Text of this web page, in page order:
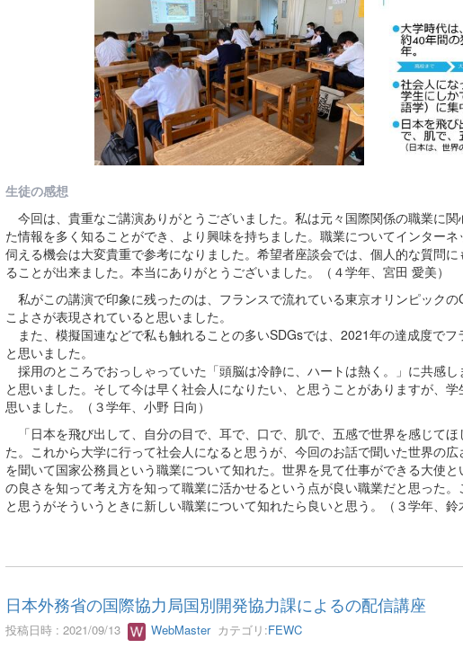
生徒の感想
今回は、貴重なご講演ありがとうございました。私は元々国際関係の職業に
た情報を多く知ることができ、より興味を持ちました。職業についてインター
伺える機会は大変貴重で参考になりました。希望者座談会では、個人的な質問
ることが出来ました。本当にありがとうございました。（４学年、宮田 愛美）
私がこの講演で印象に残ったのは、フランスで流れている東京オリンピックの
こよさが表現されていると思いました。
また、模擬国連などで私も触れることの多いSDGsでは、2021年の達成度で
と思いました。
採用のところでおっしゃっていた「頭脳は冷静に、ハートは熱く。」に共感
と思いました。そして今は早く社会人になりたい、と思うことがありますが、
思いました。（３学年、小野 日向）
「日本を飛び出して、自分の目で、耳で、口で、肌で、五感で世界を感じて
た。これから大学に行って社会人になると思うが、今回のお話で聞いた世界の
を聞いて国家公務員という職業について知れた。世界を見て仕事ができる大使
の良さを知って考え方を知って職業に活かせるという点が良い職業だと思った
と思うがそういうときに新しい職業について知れたら良いと思う。（３学年、鈴
日本外務省の国際協力局国別開発協力課によるの配信講座
投稿日時 : 2021/09/13 WebMasterカテゴリ:FEWC